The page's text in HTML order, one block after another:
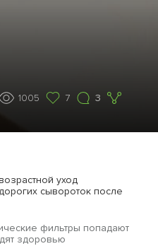
1005 7 3
уход
сывороток после
фильтры попадают
здоровью